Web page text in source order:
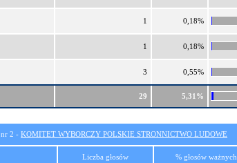
1 0,18%
1 0,18%
3 0,55%
29 5,31%
2 - KOMITET WYBORCZY POLSKIE STRONNICTWO LUDOWE
Liczba głosów % głosów ważnych